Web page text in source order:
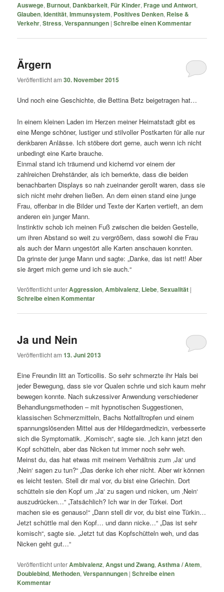
Auswege, Burnout, Dankbarkeit, Für Kinder, Frage und Antwort,
Glauben,Identität,Immunsystem, Positives Denken, Reise &
Verkehr,Stress,Verspannungen |Schreibe einen Kommentar
Ärgern
Veröffentlicht am30. November 2015
Und noch eine Geschichte, die Bettina Betz beigetragen hat…
In einem kleinen Laden im Herzen meiner Heimatstadt gibt es
eine Menge schöner, lustiger und stilvoller Postkarten für alle nur
denkbaren Anlässe. Ich stöbere dort gerne, auch wenn ich nicht
unbedingt eine Karte brauche.
Einmal stand ich träumend und kichernd vor einem der
zahlreichen Drehständer, als ich bemerkte, dass die beiden
benachbarten Displays so nah zueinander gerollt waren, dass sie
sich nicht mehr drehen ließen. An dem einen stand eine junge
Frau, offenbar in die Bilder und Texte der Karten vertieft, an dem
anderen ein junger Mann.
Instinktiv schob ich meinen Fuß zwischen die beiden Gestelle,
um ihren Abstand so weit zu vergrößern, dass sowohl die Frau
als auch der Mann ungestört alle Karten anschauen konnten.
Da grinste der junge Mann und sagte: „Danke, das ist nett! Aber
sie ärgert mich gerne und ich sie auch.“
Veröffentlicht unterAggression,Ambivalenz, Liebe,Sexualität |
Schreibe einen Kommentar
Ja und Nein
Veröffentlicht am13. Juni 2013
Eine Freundin litt an Torticollis. So sehr schmerzte ihr Hals bei
jeder Bewegung, dass sie vor Qualen schrie und sich kaum mehr
bewegen konnte. Nach sukzessiver Anwendung verschiedener
Behandlungsmethoden – mit hypnotischen Suggestionen,
klassischen Schmerzmitteln, Bachs Notfalltropfen und einem
spannungslösenden Mittel aus der Hildegardmedizin, verbesserte
sich die Symptomatik. „Komisch“, sagte sie. „Ich kann jetzt den
Kopf schütteln, aber das Nicken tut immer noch sehr weh.
Meinst du, das hat etwas mit meinem Verhältnis zum ‚Ja‘ und
‚Nein‘ sagen zu tun?“ „Das denke ich eher nicht. Aber wir können
es leicht testen. Stell dir mal vor, du bist eine Griechin. Dort
schütteln sie den Kopf um ‚Ja‘ zu sagen und nicken, um ‚Nein‘
auszudrücken…“ „Tatsächlich? Ich war in der Türkei. Dort
machen sie es genauso!“ „Dann stell dir vor, du bist eine Türkin…
Jetzt schüttle mal den Kopf… und dann nicke…“ „Das ist sehr
komisch“, sagte sie. „Jetzt tut das Kopfschütteln weh, und das
Nicken geht gut…“
Veröffentlicht unterAmbivalenz,Angst und Zwang,Asthma / Atem,
Doublebind,Methoden,Verspannungen |Schreibe einen
Kommentar